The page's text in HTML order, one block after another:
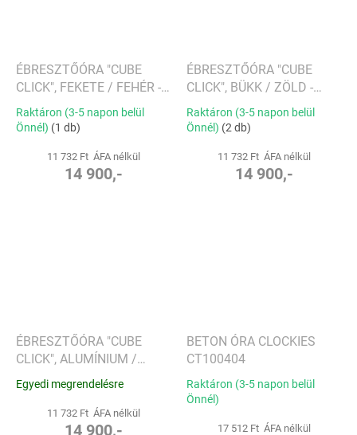
ÉBRESZTŐÓRA "CUBE
CLICK", FEKETE / FEHÉR -
GINGKO
Raktáron (3-5 napon belül
Önnél) (1 db)
11 732 Ft ÁFA nélkül
14 900,-
ÉBRESZTŐÓRA "CUBE
CLICK", BÜKK / ZÖLD -
GINGKO
Raktáron (3-5 napon belül
Önnél) (2 db)
11 732 Ft ÁFA nélkül
14 900,-
ÉBRESZTŐÓRA "CUBE
CLICK", ALUMÍNIUM /
FEHÉR - GINGKO
Egyedi megrendelésre
11 732 Ft ÁFA nélkül
14 900,-
BETON ÓRA CLOCKIES
CT100404
Raktáron (3-5 napon belül
Önnél)
17 512 Ft ÁFA nélkül